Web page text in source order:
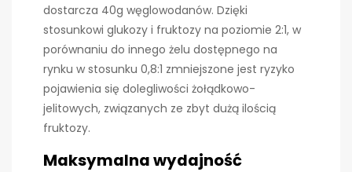
dostarcza 40g węglowodanów. Dzięki
stosunkowi glukozy i fruktozy na poziomie 2:1, w
porównaniu do innego żelu dostępnego na
rynku w stosunku 0,8:1 zmniejszone jest ryzyko
pojawienia się dolegliwości żołądkowo-
jelitowych, związanych ze zbyt dużą ilością
fruktozy.
Maksymalna wydajność